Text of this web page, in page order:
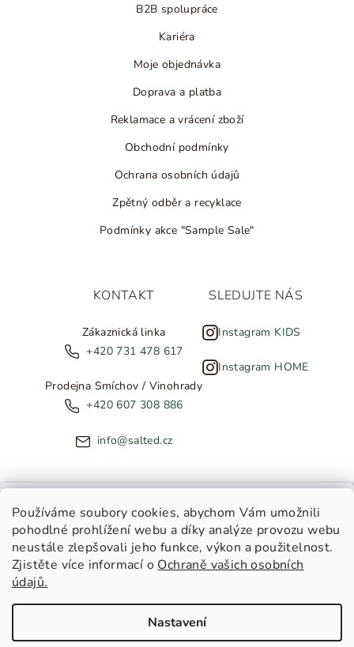
Používáme soubory cookies, abychom Vám umožnili
pohodlné prohlížení webu a díky analýze provozu webu
neustále zlepšovali jeho funkce, výkon a použitelnost.
Zjistěte více informací o Ochraně vašich osobních
údajů.
Nastavení
B2B spolupráce
Kariéra
Moje objednávka
Doprava a platba
Reklamace a vrácení zboží
Obchodní podmínky
Ochrana osobních údajů
Zpětný odběr a recyklace
Podmínky akce "Sample Sale"
KONTAKT
Zákaznická linka
+420 731 478 617
Prodejna Smíchov / Vinohrady
+420 607 308 886
info@salted.cz
SLEDUJTE NÁS
Instagram KIDS
Instagram HOME
Copyright 2026SALTED. Všechna práva vyhrazena.Upravit
nastavení cookies
NOVINKY ZE SALTED
Toužíte dostávat novinky z
Salted Home
Salted Kids & Home